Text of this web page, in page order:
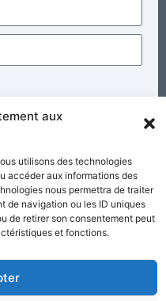
aux
utilisons des technologies
accéder aux informations des
nous permettra de traiter
de navigation ou les ID uniques
de retirer son consentement peut
et fonctions.
contacter
Mentions
légales
page